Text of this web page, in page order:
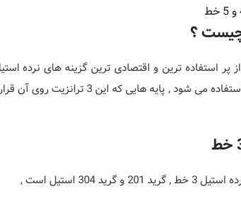
304 استیل است ,